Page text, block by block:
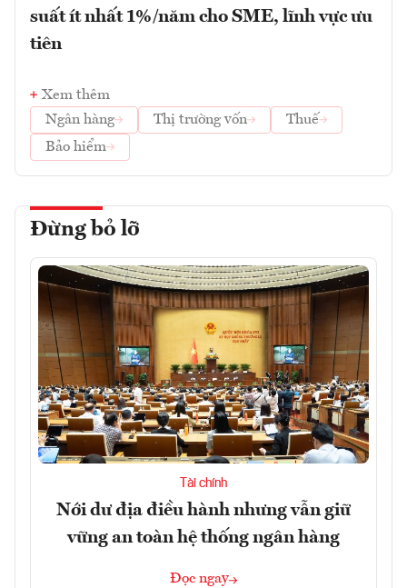
suất ít nhất 1%/năm cho SME, lĩnh vực ưu
tiên
Xem thêm
Ngân hàng
Thị trường vốn
Thuế
Bảo hiểm
Đừng bỏ lỡ
Tài chính
Nới dư địa điều hành nhưng vẫn giữ
vững an toàn hệ thống ngân hàng
Đọc ngay